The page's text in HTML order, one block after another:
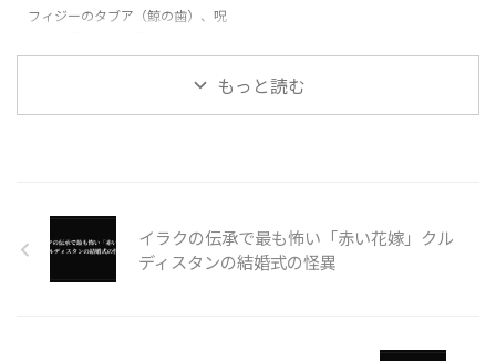
フィジーのタブア（鯨の歯）、呪
もっと読む
イラクの伝承で最も怖い「赤い花嫁」クル
ディスタンの結婚式の怪異